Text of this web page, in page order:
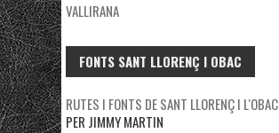
VALLIRANA
FONTS SANT LLORENÇ I OBAC
RUTES I FONTS DE SANT LLORENÇ I L'OBAC
PER JIMMY MARTIN